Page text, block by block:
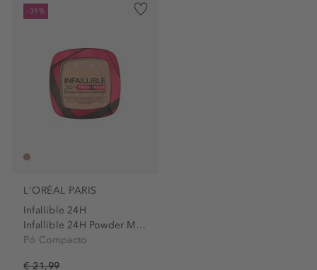
-39%
L'ORÉAL PARIS
Infallible 24H
Infallible 24H Powder Makeup
Pó Compacto
€ 21,99